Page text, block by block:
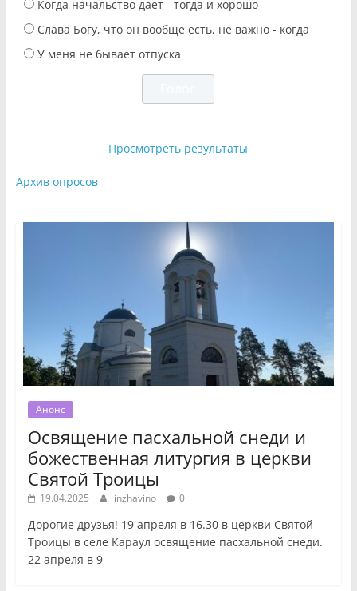
Когда начальство дает - тогда и хорошо
Слава Богу, что он вообще есть, не важно - когда
У меня не бывает отпуска
Просмотреть результаты
Архив опросов
Анонс
Освящение пасхальной снеди и
божественная литургия в церкви
Святой Троицы
19.04.2025 inzhavino 0
Дорогие друзья! 19 апреля в 16.30 в церкви Святой
Троицы в селе Караул освящение пасхальной снеди.
22 апреля в 9